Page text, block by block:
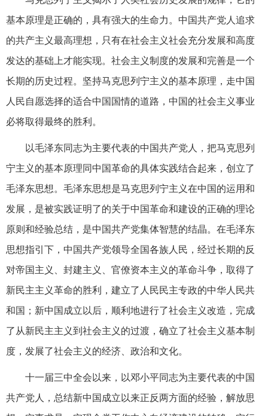
基本原理是正确的，具有强大的生命力。中国共产党人追求
的共产主义最高理想，只有在社会主义社会充分发展和高度
发达的基础上才能实现。社会主义制度的发展和完善是一个
长期的历史过程。坚持马克思列宁主义的基本原理，走中国
人民自愿选择的适合中国国情的道路，中国的社会主义事业
必将取得最终的胜利。
以毛泽东同志为主要代表的中国共产党人，把马克思列
宁主义的基本原理同中国革命的具体实践结合起来，创立了
毛泽东思想。毛泽东思想是马克思列宁主义在中国的运用和
发展，是被实践证明了的关于中国革命和建设的正确的理论
原则和经验总结，是中国共产党集体智慧的结晶。在毛泽东
思想指引下，中国共产党领导全国各族人民，经过长期的反
对帝国主义、封建主义、官僚资本主义的革命斗争，取得了
新民主主义革命的胜利，建立了人民民主专政的中华人民共
和国；新中国成立以后，顺利地进行了社会主义改造，完成
了从新民主主义到社会主义的过渡，确立了社会主义基本制
度，发展了社会主义的经济、政治和文化。
十一届三中全会以来，以邓小平同志为主要代表的中国
共产党人，总结新中国成立以来正反两方面的经验，解放思